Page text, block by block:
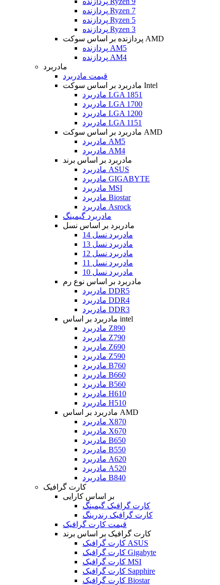
پردازنده Ryzen 7
پردازنده Ryzen 5
پردازنده Ryzen 3
پردازنده بر اساس سوکت AMD
پردازنده AM5
پردازنده AM4
مادربرد
قیمت مادربرد
مادربرد بر اساس سوکت Intel
مادربرد LGA 1851
مادربرد LGA 1700
مادربرد LGA 1200
مادربرد LGA 1151
مادربرد بر اساس سوکت AMD
مادربرد AM5
مادربرد AM4
مادربرد بر اساس برند
مادربرد ASUS
مادربرد GIGABYTE
مادربرد MSI
مادربرد Biostar
مادربرد Asrock
مادربرد گیمینگ
مادربرد بر اساس نسل
مادربرد نسل 14
مادربرد نسل 13
مادربرد نسل 12
مادربرد نسل 11
مادربرد نسل 10
مادربرد بر اساس نوع رم
مادربرد DDR5
مادربرد DDR4
مادربرد DDR3
مادربرد بر اساس intel
مادربرد Z890
مادربرد Z790
مادربرد Z690
مادربرد Z590
مادربرد B760
مادربرد B660
مادربرد B560
مادربرد H610
مادربرد H510
مادربرد بر اساس AMD
مادربرد X870
مادربرد X670
مادربرد B650
مادربرد B550
مادربرد A620
مادربرد A520
مادربرد B840
کارت گرافیک
بر اساس کارایی
کارت گرافیک گیمینگ
کارت گرافیک رندرینگ
قیمت کارت گرافیک
کارت گرافیک بر اساس برند
کارت گرافیک ASUS
کارت گرافیک Gigabyte
کارت گرافیک MSI
کارت گرافیک Sapphire
کارت گرافیک Biostar